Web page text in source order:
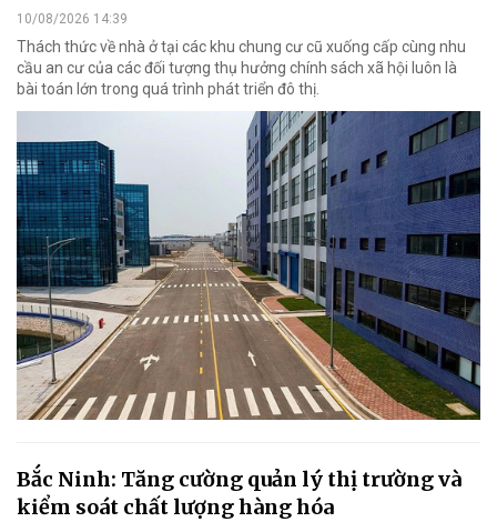
10/08/2026 14:39
Thách thức về nhà ở tại các khu chung cư cũ xuống cấp cùng nhu
cầu an cư của các đối tượng thụ hưởng chính sách xã hội luôn là
bài toán lớn trong quá trình phát triển đô thị.
Bắc Ninh: Tăng cường quản lý thị trường và
kiểm soát chất lượng hàng hóa